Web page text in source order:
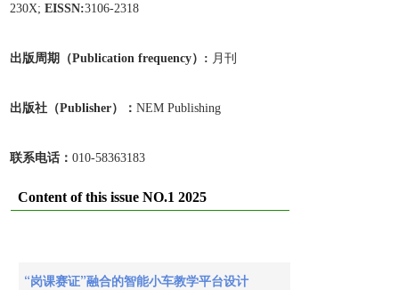
230X;EISSN:3106-2318
出版周期（Publication frequency）: 月刊
出版社 （Publisher）：NEM Publishing
联系电话：010-58363183
Content of this issue NO.1 2025
“岗课赛证”融合的智能小车教学平台设计